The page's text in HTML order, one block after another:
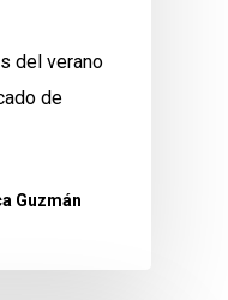
del verano
de
Guzmán